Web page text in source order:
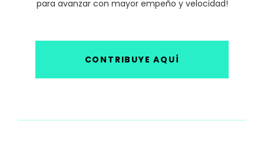
para avanzar con mayor empeño y velocidad!
CONTRIBUYE AQUÍ